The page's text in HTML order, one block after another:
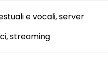
e vocali, server
streaming